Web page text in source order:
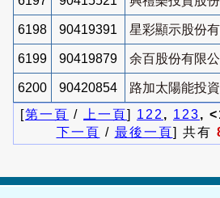
6198 90419391 星彩顯示股份
6199 90419879 余百股份有限公
6200 90420854
路加太陽能投
[第一頁 / 上一頁] 122 , 123,
下一頁 / 最後一頁] 共有